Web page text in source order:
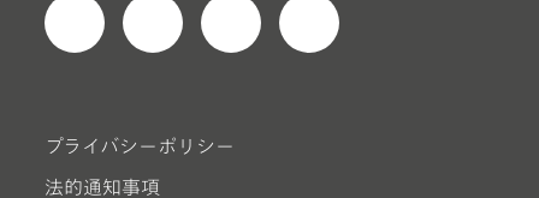
プライバシーポリシー
法的通知事項